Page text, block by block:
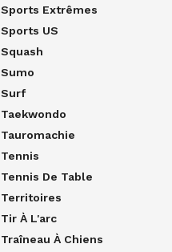
Sports Extrêmes
Sports US
Squash
Sumo
Surf
Taekwondo
Tauromachie
Tennis
Tennis De Table
Territoires
Tir À L'arc
Traîneau À Chiens